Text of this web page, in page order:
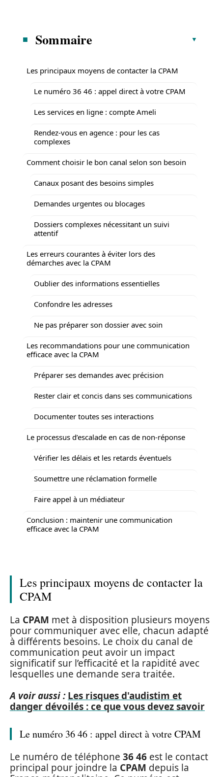
Sommaire
Les principaux moyens de contacter la CPAM
Le numéro 36 46 : appel direct à votre CPAM
Les services en ligne : compte Ameli
Rendez-vous en agence : pour les cas
complexes
Comment choisir le bon canal selon son besoin
Canaux posant des besoins simples
Demandes urgentes ou blocages
Dossiers complexes nécessitant un suivi
attentif
Les erreurs courantes à éviter lors des
démarches avec la CPAM
Oublier des informations essentielles
Confondre les adresses
Ne pas préparer son dossier avec soin
Les recommandations pour une communication
efficace avec la CPAM
Préparer ses demandes avec précision
Rester clair et concis dans ses communications
Documenter toutes ses interactions
Le processus d’escalade en cas de non-réponse
Vérifier les délais et les retards éventuels
Soumettre une réclamation formelle
Faire appel à un médiateur
Conclusion : maintenir une communication
efficace avec la CPAM
Les principaux moyens de contacter la
CPAM
La CPAM met à disposition plusieurs moyens
pour communiquer avec elle, chacun adapté
à différents besoins. Le choix du canal de
communication peut avoir un impact
significatif sur l’efficacité et la rapidité avec
lesquelles une demande sera traitée.
A voir aussi : Les risques d'audistim et
danger dévoilés : ce que vous devez savoir
Le numéro 36 46 : appel direct à votre CPAM
Le numéro de téléphone 36 46 est le contact
principal pour joindre la CPAM depuis la